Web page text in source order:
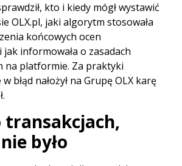
kto i kiedy mógł wystawić
OLX.pl, jaki algorytm stosowała
końcowych ocen
informowała o zasadach
na platformie. Za praktyki
błąd nałożył na Grupę OLX karę
transakcjach,
było